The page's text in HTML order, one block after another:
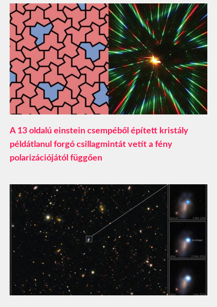
A 13 oldalú einstein csempéből épített kristály
példátlanul forgó csillagmintát vetít a fény
polarizációjától függően